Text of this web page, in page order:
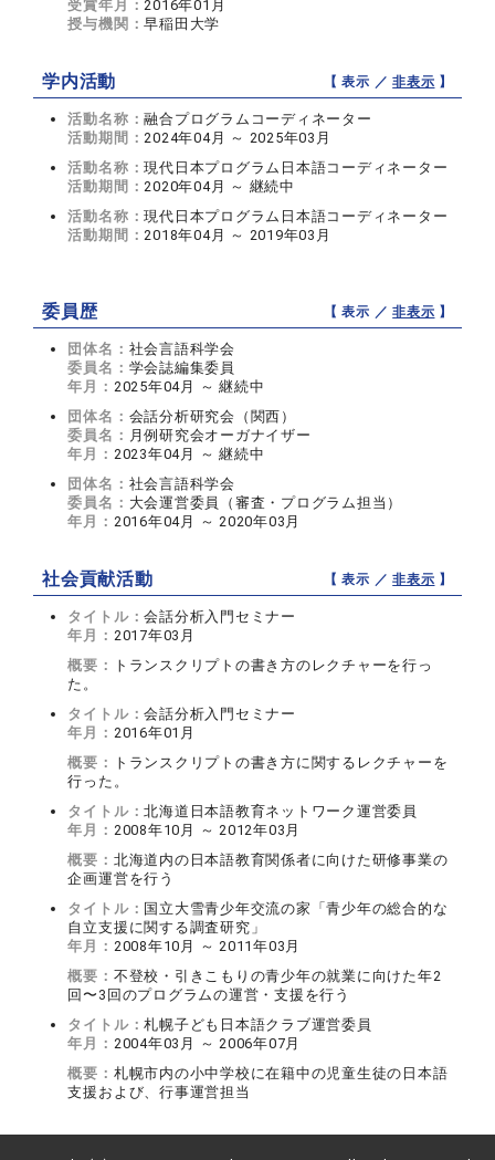
受賞年月：2016年01月
授与機関：早稲田大学
学内活動 【 表示 ／非表示 】
活動名称：融合プログラムコーディネーター
活動期間：2024年04月 ～ 2025年03月
活動名称：現代日本プログラム日本語コーディネーター
活動期間：2020年04月 ～ 継続中
活動名称：現代日本プログラム日本語コーディネーター
活動期間：2018年04月 ～ 2019年03月
委員歴 【 表示 ／非表示 】
団体名： 社会言語科学会
委員名： 学会誌編集委員
年月： 2025年04月 ～ 継続中
団体名： 会話分析研究会（関西）
委員名： 月例研究会オーガナイザー
年月： 2023年04月 ～ 継続中
団体名： 社会言語科学会
委員名： 大会運営委員（審査・プログラム担当）
年月： 2016年04月 ～ 2020年03月
社会貢献活動 【 表示 ／非表示 】
タイトル：会話分析入門セミナー
年月： 2017年03月
概要：
トランスクリプトの書き方のレクチャーを行っ
た。
タイトル：会話分析入門セミナー
年月： 2016年01月
概要：
トランスクリプトの書き方に関するレクチャーを
行った。
タイトル：北海道日本語教育ネットワーク運営委員
年月： 2008年10月 ～ 2012年03月
概要： 北海道内の日本語教育関係者に向けた研修事業の
企画運営を行う
タイトル： 国立大雪青少年交流の家「青少年の総合的な
自立支援に関する調査研究」
年月： 2008年10月 ～ 2011年03月
概要： 不登校・引きこもりの青少年の就業に向けた年2
回〜3回のプログラムの運営・支援を行う
タイトル：札幌子ども日本語クラブ運営委員
年月： 2004年03月 ～ 2006年07月
概要： 札幌市内の小中学校に在籍中の児童生徒の日本語
支援および、行事運営担当